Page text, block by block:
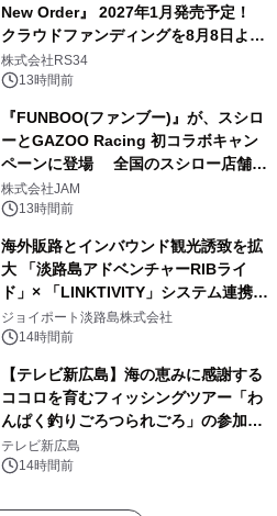
New Order』 2027年1月発売予定！
クラウドファンディングを8月8日より
開始
株式会社RS34
13時間前
『FUNBOO(ファンブー)』が、スシロ
ーとGAZOO Racing 初コラボキャン
ペーンに登場 全国のスシロー店舗で
GR 4車種の FUNBOO(ミニカー)付き
メニューが展開されます
株式会社JAM
13時間前
海外販路とインバウンド観光誘致を拡
大 「淡路島アドベンチャーRIBライ
ド」× 「LINKTIVITY」システム連携を
開始！
ジョイポート淡路島株式会社
14時間前
【テレビ新広島】海の恵みに感謝する
ココロを育むフィッシングツアー「わ
んぱく釣りごろつられごろ」の参加小
学生を募集
テレビ新広島
14時間前